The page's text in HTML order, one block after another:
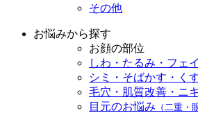
その他
お悩みから探す
お顔の部位
しわ・たるみ・フェ
シミ・そばかす・く
毛穴・肌質改善・ニ
目元のお悩み （二重・